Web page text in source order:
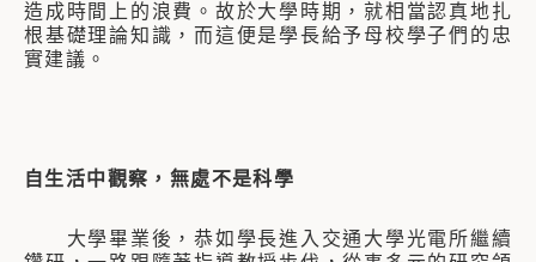
造成時間上的浪費。故於大學時期，就相當認真地扎
根基礎理論知識，而這便是學長給予母校學子們的忠
實建議。
自生活中觀察，無處不是科學
大學畢業後，恭如學長進入交通大學光電所繼續